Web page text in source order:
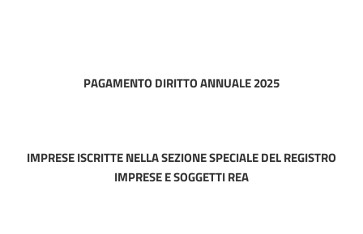
PAGAMENTO DIRITTO ANNUALE 2025
IMPRESE ISCRITTE NELLA SEZIONE SPECIALE DEL REGISTRO
IMPRESE E SOGGETTI REA